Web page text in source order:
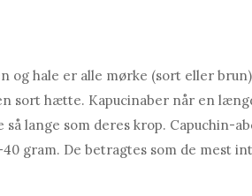
og hale er alle mørke (sort eller
sort hætte. Kapucinaber når en
så lange som deres krop. Capuchin-
40 gram. De betragtes som de mest